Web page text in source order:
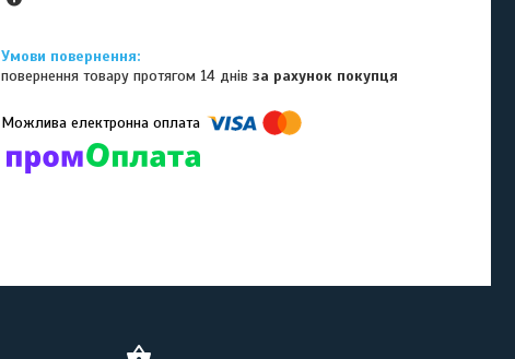
повернення товару протягом 14 днівза рахунок покупця